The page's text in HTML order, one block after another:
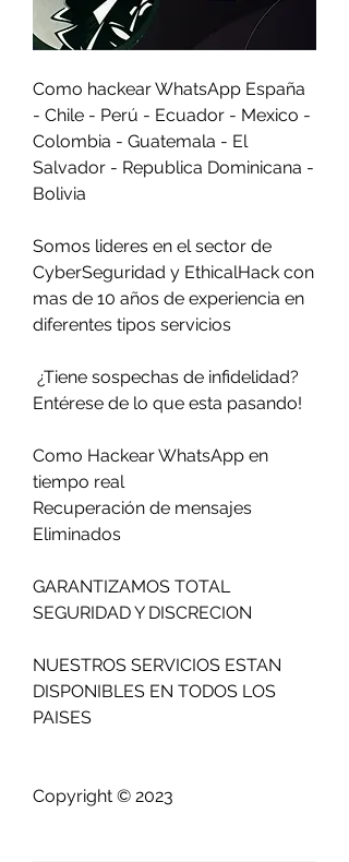
Como hackear WhatsApp España
- Chile - Perú - Ecuador - Mexico -
Colombia - Guatemala - El
Salvador - Republica Dominicana -
Bolivia
Somos lideres en el sector de
CyberSeguridad y EthicalHack con
mas de 10 años de experiencia en
Como Hackear WhatsApp en
tiempo real
Recuperación de mensajes
Eliminados
GARANTIZAMOS TOTAL
NUESTROS SERVICIOS ESTAN
DISPONIBLES EN TODOS LOS
PAISES
Copyright © 2023